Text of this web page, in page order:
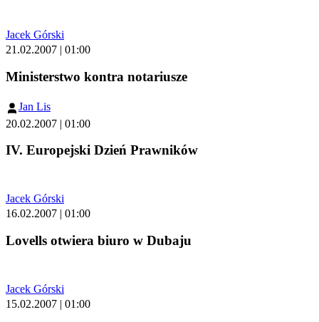
Jacek Górski
21.02.2007 | 01:00
Ministerstwo kontra notariusze
Jan Lis
20.02.2007 | 01:00
IV. Europejski Dzień Prawników
Jacek Górski
16.02.2007 | 01:00
Lovells otwiera biuro w Dubaju
Jacek Górski
15.02.2007 | 01:00